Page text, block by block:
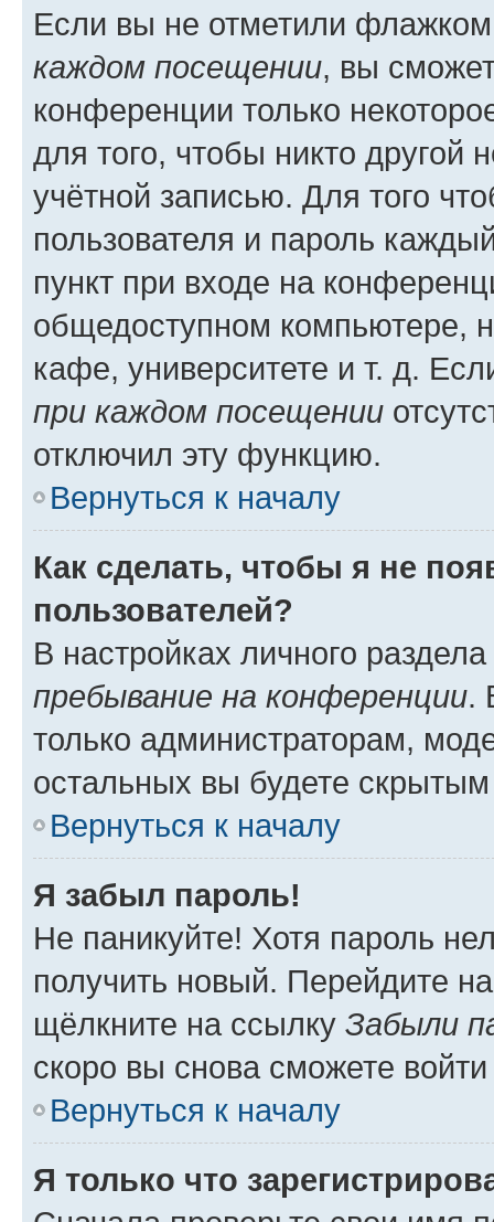
Если вы не отметили
каждом посещении, вы
конференции только
для того, чтобы никто другой
учётной записью. Для того
пользователя и пароль
пункт при входе на
общедоступном компьютере,
кафе, университете и т. д.
при каждом посещении
отключил эту функцию.
Вернуться к началу
Как сделать, чтобы я не
пользователей?
В настройках личного
пребывание на конференции.
только администраторам,
остальных вы будете
Вернуться к началу
Я забыл пароль!
Не паникуйте! Хотя пароль
получить новый. Перейдите
щёлкните на ссылку Забыли
скоро вы снова сможете
Вернуться к началу
Я только что